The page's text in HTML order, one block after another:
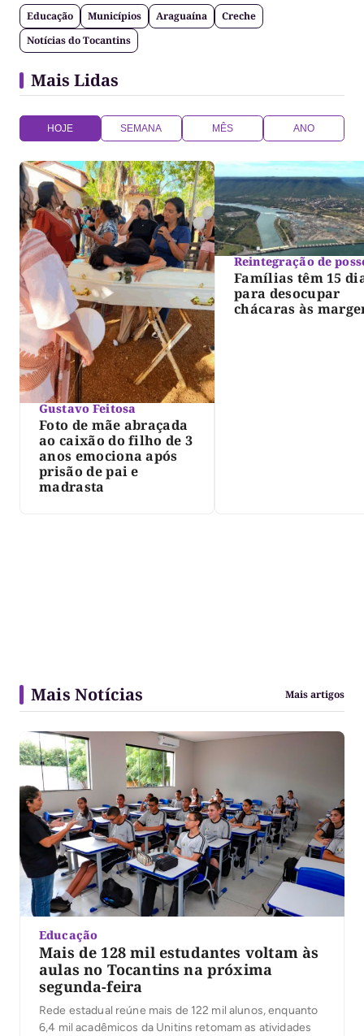
Educação Municípios Araguaína
Creche
Notícias do Tocantins
Mais Lidas
HOJE SEMANA MÊS ANO
Gustavo Feitosa
Foto de mãe abraçada
ao caixão do filho de 3
anos emociona após
prisão de pai e
madrasta
Reintegração de
Famílias têm 15
para desocupar
chácaras às
Mais Notícias Mais artigos
Educação
Mais de 128 mil estudantes voltam às
aulas no Tocantins na próxima
segunda-feira
Rede estadual reúne mais de 122 mil alunos, enquanto
6,4 mil acadêmicos da Unitins retomam as atividades